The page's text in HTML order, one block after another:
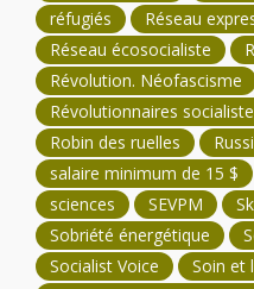
réfugiés
Réseau
Réseau écosocialiste
Révolution. Néofascisme
Révolutionnaires
Robin des ruelles
salaire minimum de 15 $
sciences
SEVPM
Sobriété énergétique
Socialist Voice
Soin et